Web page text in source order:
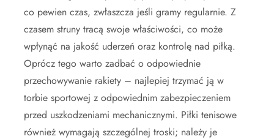
co pewien czas, zwłaszcza jeśli gramy regularnie. Z
czasem struny tracą swoje właściwości, co może
wpłynąć na jakość uderzeń oraz kontrolę nad piłką.
Oprócz tego warto zadbać o odpowiednie
przechowywanie rakiety – najlepiej trzymać ją w
torbie sportowej z odpowiednim zabezpieczeniem
przed uszkodzeniami mechanicznymi. Piłki tenisowe
również wymagają szczególnej troski; należy je